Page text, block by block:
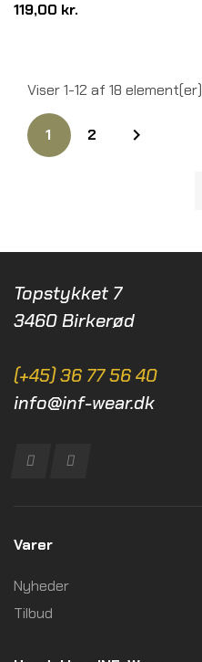
119,00 kr.
Viser 1-12 af 18 element(er)
1 2 
Topstykket 7
3460 Birkerød
(+45) 36 77 56 40
info@inf-wear.dk
Varer
Nyheder
Tilbud